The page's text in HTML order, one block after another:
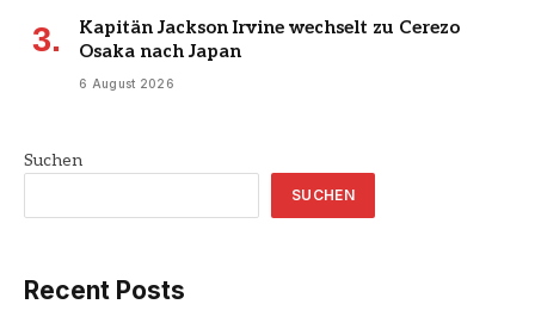
Kapitän Jackson Irvine wechselt zu Cerezo
Osaka nach Japan
6 August 2026
Suchen
SUCHEN
Recent Posts